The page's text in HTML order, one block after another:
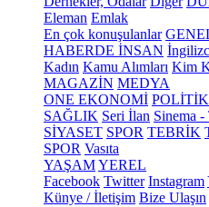
Eleman Emlak
En çok konuşulanlar
HABERDE İNSAN
Kadın Kamu Alımları Kim
MAGAZİN MEDYA
ONE EKONOMİ
SAĞLIK Seri İlan Sinema
SİYASET SPOR TEBRİK
SPOR Vasıta
YAŞAMYEREL
Facebook Twitter Instagram
Künye / İletişim Bize Ulaşın